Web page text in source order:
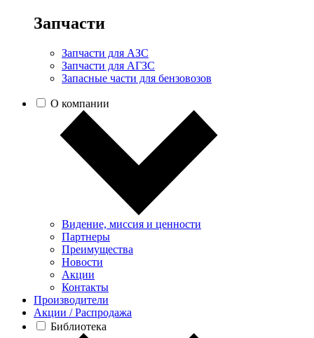
Запчасти
Запчасти для АЗС
Запчасти для АГЗС
Запасные части для бензовозов
О компании
Видение, миссия и ценности
Партнеры
Преимущества
Новости
Акции
Контакты
Производители
Акции / Распродажа
Библиотека